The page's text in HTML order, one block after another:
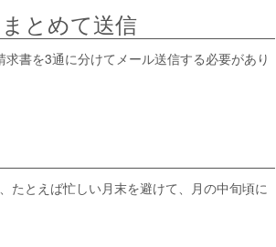
とめて送信
書を3通に分けてメール送信する必要があり
たとえば忙しい月末を避けて、月の中旬頃に